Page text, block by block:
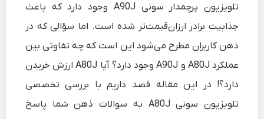
تلویزیون پرچمدار سونی A90J وجود دارد که باعث
جذابیت برادر ارزان‌قیمت‌تر شده است. اما سؤالی که در
ذهن کاربران مطرح می‌شود این است که چه تفاوتی بین
عملکرد A80J و A90J وجود دارد؟ آیا A80J ارزش خریدن
دارد؟! در این مقاله قصد داریم با بررسی تخصصی
تلویزیون سونی A80J
به سوالات ذهن شما پاسخ